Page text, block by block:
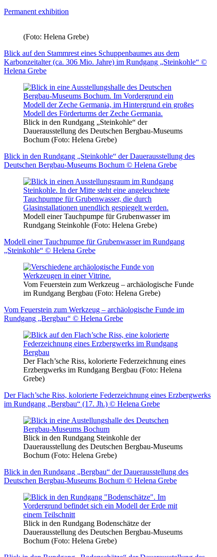
Permanent exhibition
(Foto: Helena Grebe)
Blick auf den Stammrest eines Schuppenbaumes aus dem
Karbonzeitalter (ca. 306 Mio. Jahre) im Rundgang „Steinkohle“ ©
Helena Grebe
Blick in den Rundgang „Steinkohle“ der
Dauerausstellung des Deutschen Bergbau-Museums
Bochum (Foto: Helena Grebe)
Blick in den Rundgang „Steinkohle“ der Dauerausstellung des
Deutschen Bergbau-Museums Bochum © Helena Grebe
Modell einer Tauchpumpe für Grubenwasser im
Rundgang Steinkohle (Foto: Helena Grebe)
Modell einer Tauchpumpe für Grubenwasser im Rundgang
„Steinkohle“ © Helena Grebe
Vom Feuerstein zum Werkzeug – archäologische Funde
im Rundgang Bergbau (Foto: Helena Grebe)
Vom Feuerstein zum Werkzeug – archäologische Funde im
Rundgang „Bergbau“ © Helena Grebe
Der Flach’sche Riss, kolorierte Federzeichnung eines
Erzbergwerks im Rundgang Bergbau (Foto: Helena
Grebe)
Der Flach’sche Riss, kolorierte Federzeichnung eines Erzbergwerks
im Rundgang „Bergbau“ (17. Jh.) © Helena Grebe
Blick in den Rundgang Steinkohle der
Dauerausstellung des Deutschen Bergbau-Museums
Bochum (Foto: Helena Grebe)
Blick in den Rundgang „Bergbau“ der Dauerausstellung des
Deutschen Bergbau-Museums Bochum © Helena Grebe
Blick in den Rundgang Bodenschätze der
Dauerausstellung des Deutschen Bergbau-Museums
Bochum (Foto: Helena Grebe)